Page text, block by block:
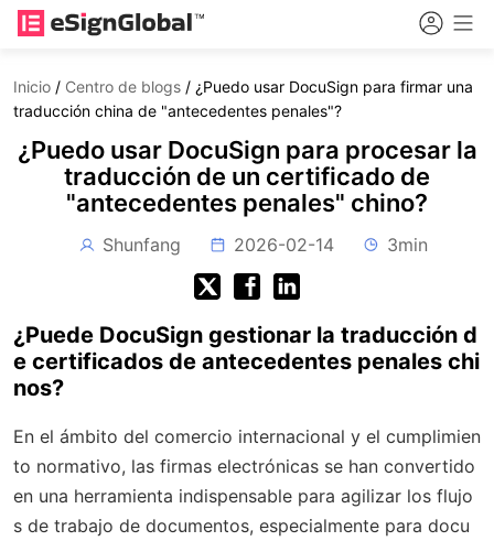
Inicio / Centro de blogs / ¿Puedo usar DocuSign para firmar una
traducción china de "antecedentes penales"?
¿Puedo usar DocuSign para procesar la
traducción de un certificado de
"antecedentes penales" chino?
Shunfang 2026-02-14 3min
¿Puede DocuSign gestionar la traducción d
e certificados de antecedentes penales chi
nos?
En el ámbito del comercio internacional y el cumplimien
to normativo, las firmas electrónicas se han convertido
en una herramienta indispensable para agilizar los flujo
s de trabajo de documentos, especialmente para docu